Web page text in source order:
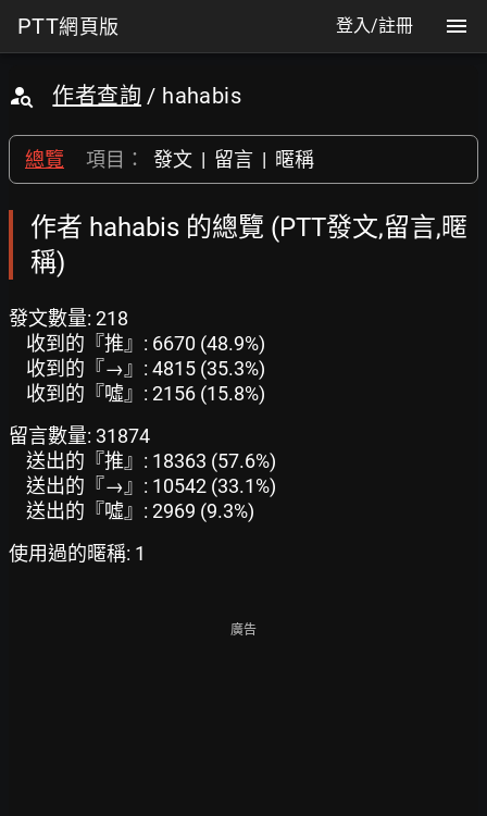
PTT網頁版 登入/註冊
作者查詢 / hahabis
總覽 項目： 發文 | 留言 | 暱稱
作者 hahabis 的總覽 (PTT發文,留言,暱
稱)
發文數量: 218
收到的『推』: 6670 (48.9%)
收到的『→』: 4815 (35.3%)
收到的『噓』: 2156 (15.8%)
留言數量: 31874
送出的『推』: 18363 (57.6%)
送出的『→』: 10542 (33.1%)
送出的『噓』: 2969 (9.3%)
使用過的暱稱: 1
廣告